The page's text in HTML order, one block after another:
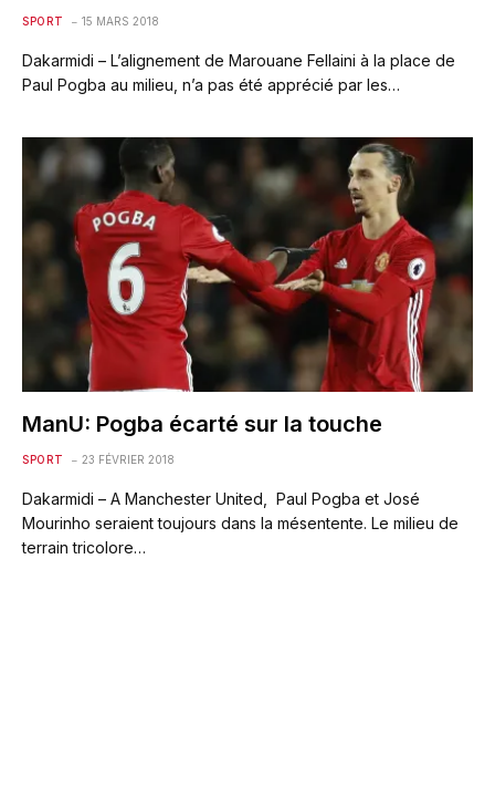
SPORT 15 MARS 2018
Dakarmidi – L’alignement de Marouane Fellaini à la place de
Paul Pogba au milieu, n’a pas été apprécié par les…
ManU: Pogba écarté sur la touche
SPORT 23 FÉVRIER 2018
Dakarmidi – A Manchester United, Paul Pogba et José
Mourinho seraient toujours dans la mésentente. Le milieu de
terrain tricolore…